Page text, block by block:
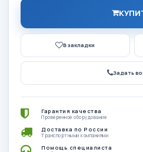
В закладки
Задать
Гарантия качества
Проверенное оборудование
Доставка по России
Транспортными компаниями
Помощь специалиста